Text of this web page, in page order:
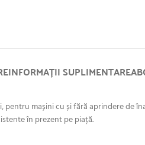
INFORMAȚII SUPLIMENTARE
pentru mașini cu și fără aprindere de
în prezent pe piață.